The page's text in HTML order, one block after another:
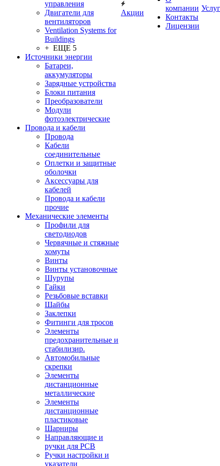
управления
Двигатели для
вентиляторов
Ventilation Systems for
Buildings
+ ЕЩЕ 5
Источники энергии
Батареи,
аккумуляторы
Зарядные устройства
Блоки питания
Преобразователи
Модули
фотоэлектрические
Провода и кабели
Провода
Кабели
соединительные
Оплетки и защитные
оболочки
Аксессуары для
кабелей
Провода и кабели
прочие
Механические элементы
Профили для
светодиодов
Червячные и стяжные
хомуты
Винты
Винты установочные
Шурупы
Гайки
Резьбовые вставки
Шайбы
Заклепки
Фитинги для тросов
Элементы
предохранительные и
стабилизир.
Автомобильные
скрепки
Элементы
дистанционные
металлические
Элементы
дистанционные
пластиковые
Шарниры
Направляющие и
ручки для PCB
Ручки настройки и
указатели
Акции
компании
Контакты
Лицензии